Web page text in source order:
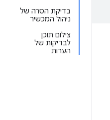
בדיקת הסרה של
ניהול המכשיר
צילום תוכן
לבדיקות של
הערות